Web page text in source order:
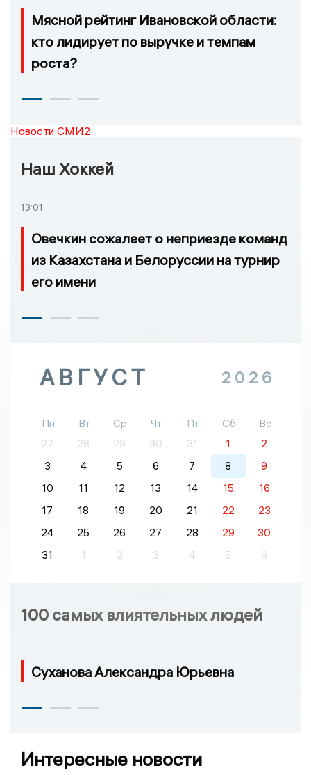
Мясной рейтинг Ивановской области:
кто лидирует по выручке и темпам
роста?
Новости СМИ2
Наш Хоккей
13:01
Овечкин сожалеет о неприезде команд
из Казахстана и Белоруссии на турнир
его имени
АВГУСТ 2026
Пн Вт Ср Чт Пт Сб
Вс
27
28 29 30 31 1
2
3
4 5 6 7 8
9
10
11 12 13 14 15
16
17
18 19 20 21 22
23
24
25 26 27 28 29
30
31
1 2 3 4 5 6
100 самых влиятельных людей
Суханова Александра Юрьевна
Интересные новости